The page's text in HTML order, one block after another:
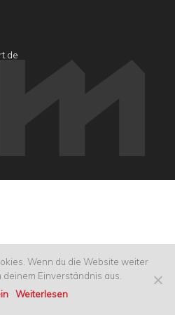
Wenn du die Website weiter
Einverständnis aus.
Weiterlesen